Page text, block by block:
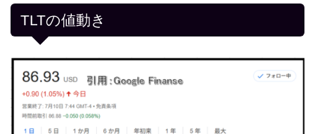
TLTの値動き